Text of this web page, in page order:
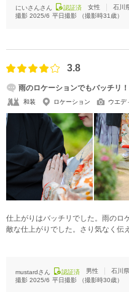
表情の写真が撮れたのもバリエーシ
にいさんさん 認証済 女性
石川
撮影 2025/6 平日撮影 （撮影時31歳）
3.8
雨のロケーションでもバッチリ
和装 ロケーション ウエデ
仕上がりはバッチリでした。雨のロ
敵な仕上がりでした。さり気なく伝
mustardさん 認証済 男性
石川県
撮影 2025/6 平日撮影 （撮影時30歳）